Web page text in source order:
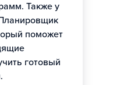
Также у
поможет
готовый